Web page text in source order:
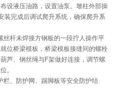
设液压油路，设置油泵。墩柱外部操
装完成后调试爬升系统，确保爬升系
杆未焊接方钢板的一段拧人操作平
位桥梁模板，桥梁模板接缝间的螺栓
芦、钢丝绳与F架做好连接，调节螺
。
、防护网、踢脚板等安全防护结